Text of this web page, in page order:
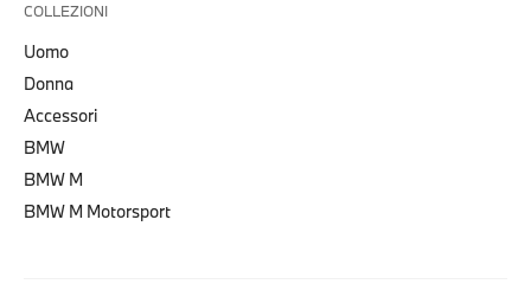
COLLEZIONI
Uomo
Donna
Accessori
BMW
BMW M
BMW M Motorsport